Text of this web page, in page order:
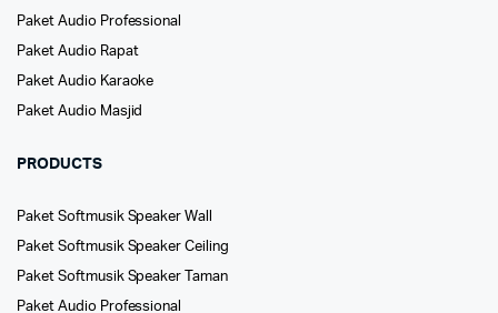
Paket Audio Professional
Paket Audio Rapat
Paket Audio Karaoke
Paket Audio Masjid
PRODUCTS
Paket Softmusik Speaker Wall
Paket Softmusik Speaker Ceiling
Paket Softmusik Speaker Taman
Paket Audio Professional